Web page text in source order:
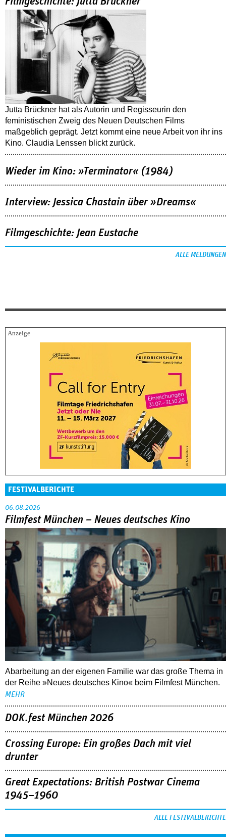
Jutta Brückner hat als Autorin und Regisseurin den
feministischen Zweig des Neuen Deutschen Films
maßgeblich geprägt. Jetzt kommt eine neue Arbeit von ihr ins
Kino. Claudia Lenssen blickt zurück.
Wieder im Kino: »Terminator« (1984)
Interview: Jessica Chastain über »Dreams«
Filmgeschichte: Jean Eustache
ALLE MELDUNGEN
FESTIVALBERICHTE
06.08.2026
Filmfest München – Neues deutsches Kino
Abarbeitung an der eigenen Familie war das große Thema in
der Reihe »Neues deutsches Kino« beim Filmfest München.
MEHR
DOK.fest München 2026
Crossing Europe: Ein großes Dach mit viel
drunter
Great Expectations: British Postwar Cinema
1945–1960
ALLE FESTIVALBERICHTE